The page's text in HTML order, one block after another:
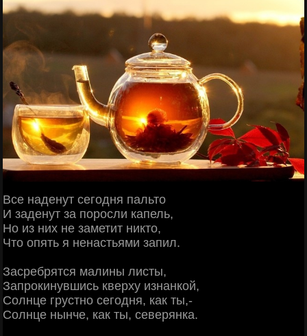
Все наденут сегодня пальто
И заденут за поросли капель,
Но из них не заметит никто,
Что опять я ненастьями запил.
Засребрятся малины листы,
Запрокинувшись кверху изнанкой,
Солнце грустно сегодня, как ты,-
Солнце нынче, как ты, северянка.